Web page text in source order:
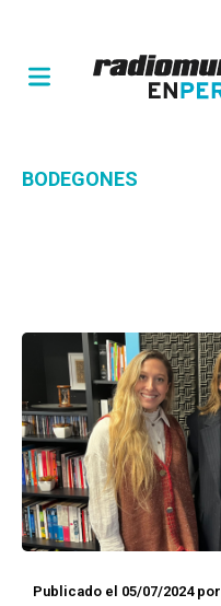
BODEGONES
Publicado el 05/07/2024por